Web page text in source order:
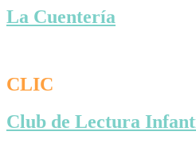
La Cuentería
CLIC
Club de Lectura